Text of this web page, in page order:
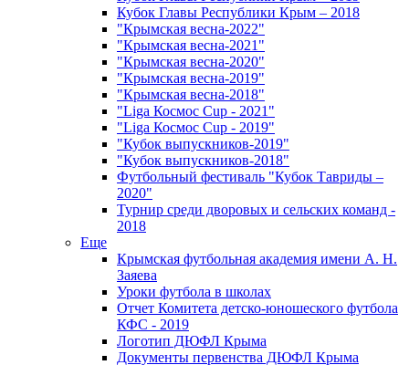
Кубок Главы Республики Крым – 2018
"Крымская весна-2022"
"Крымская весна-2021"
"Крымская весна-2020"
"Крымская весна-2019"
"Крымская весна-2018"
"Liga Космос Cup - 2021"
"Liga Космос Cup - 2019"
"Кубок выпускников-2019"
"Кубок выпускников-2018"
Футбольный фестиваль "Кубок Тавриды –
2020"
Турнир среди дворовых и сельских команд -
2018
Еще
Крымская футбольная академия имени А. Н.
Заяева
Уроки футбола в школах
Отчет Комитета детско-юношеского футбола
КФС - 2019
Логотип ДЮФЛ Крыма
Документы первенства ДЮФЛ Крыма